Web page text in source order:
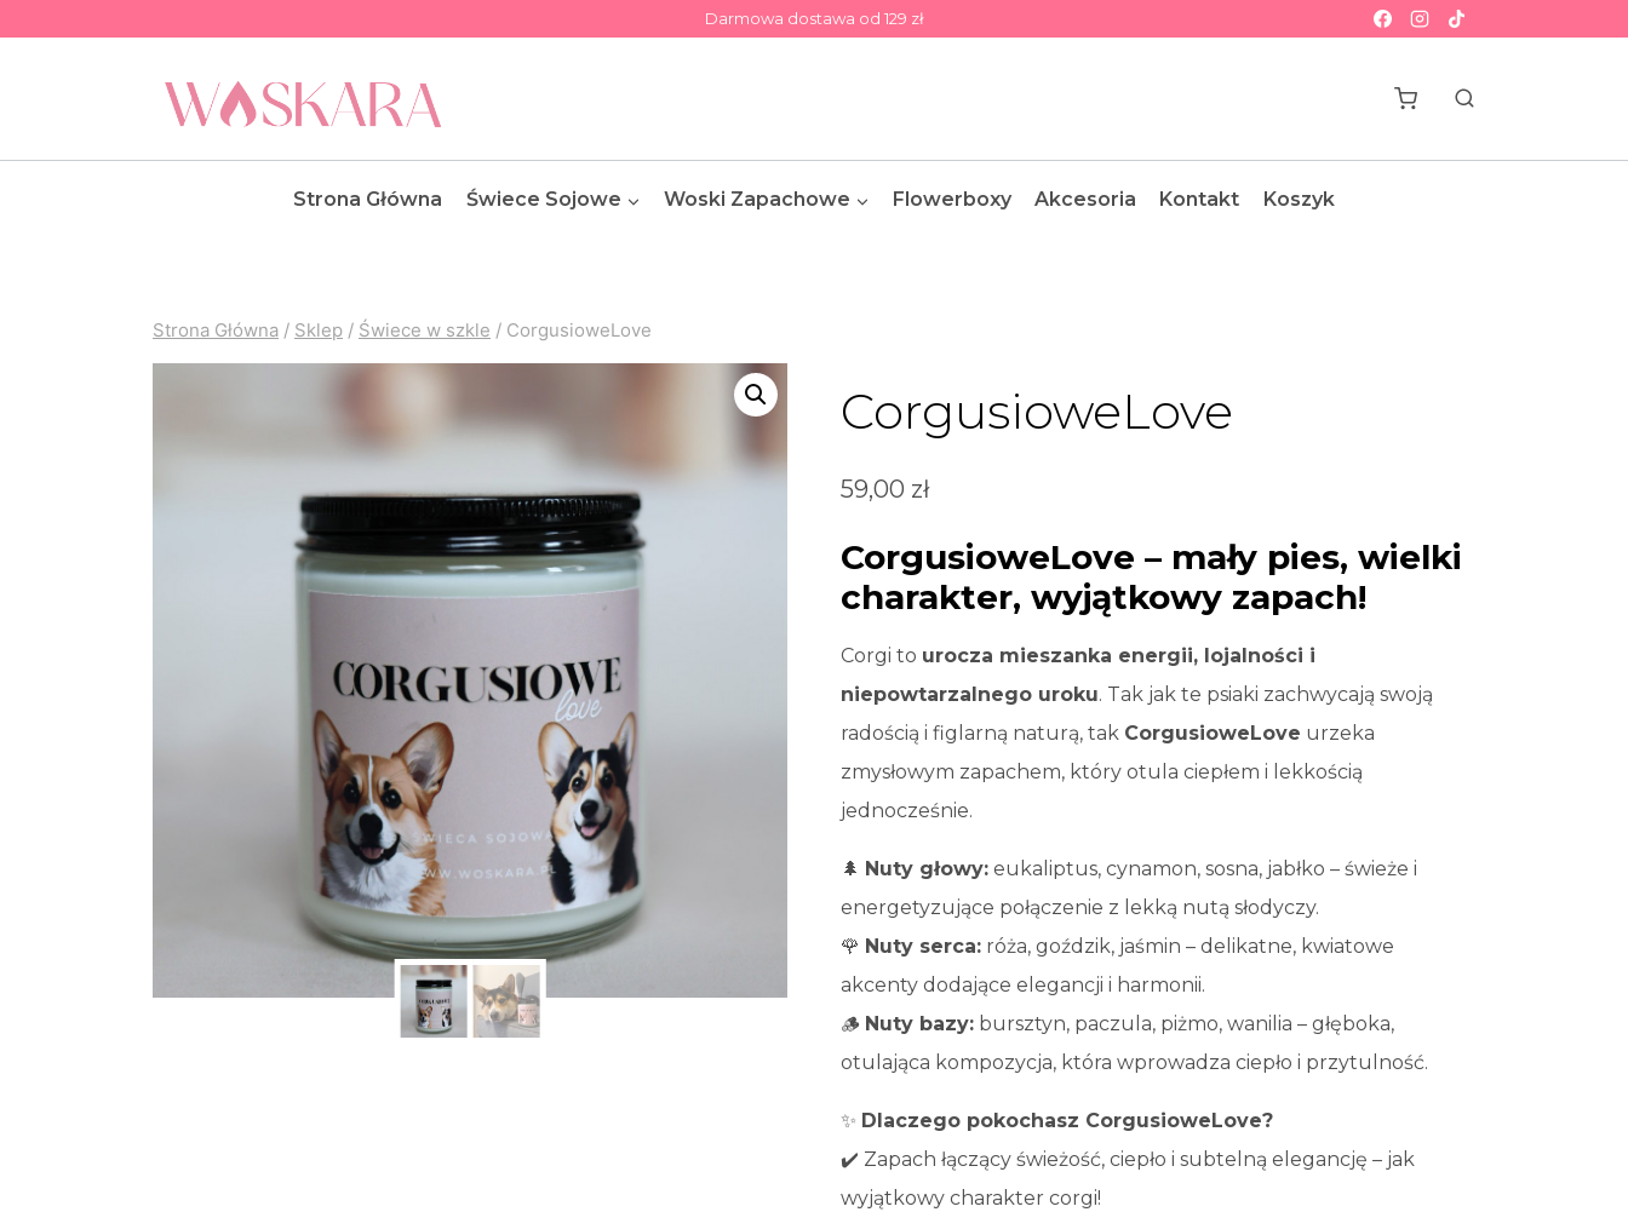
Darmowa dostawa od 129 zł
Strona Główna Świece Sojowe Woski Zapachowe Flowerboxy Akcesoria Kontakt Koszyk
Strona Główna / Sklep / Świece w szkle / CorgusioweLove
CorgusioweLove
59,00 zł
CorgusioweLove – mały pies, wielki
charakter, wyjątkowy zapach!
Corgi to urocza mieszanka energii, lojalności i
niepowtarzalnego uroku. Tak jak te psiaki zachwycają swoją
radością i figlarną naturą, tak CorgusioweLove urzeka
zmysłowym zapachem, który otula ciepłem i lekkością
jednocześnie.
🌲 Nuty głowy:eukaliptus, cynamon, sosna, jabłko – świeże i
energetyzujące połączenie z lekką nutą słodyczy.
🌹 Nuty serca:róża, goździk, jaśmin – delikatne, kwiatowe
akcenty dodające elegancji i harmonii.
🪵 Nuty bazy:bursztyn, paczula, piżmo, wanilia – głęboka,
otulająca kompozycja, która wprowadza ciepło i przytulność.
✨ Dlaczego pokochasz CorgusioweLove?
✔️ Zapach łączący świeżość, ciepło i subtelną elegancję – jak
wyjątkowy charakter corgi!